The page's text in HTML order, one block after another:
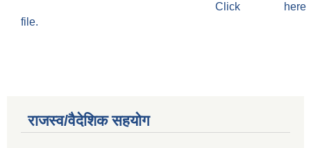
Click
file.
राजस्व/वैदेशिक सहयोग